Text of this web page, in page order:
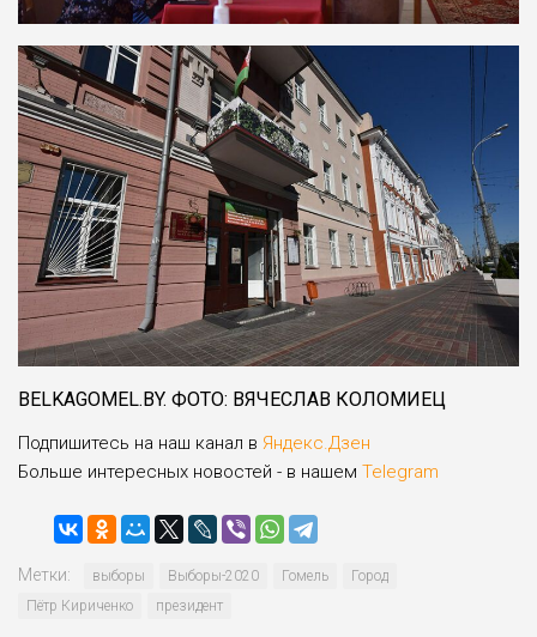
BELKAGOMEL.BY. ФОТО: ВЯЧЕСЛАВ КОЛОМИЕЦ
Подпишитесь на наш канал в Яндекс.Дзен
Больше интересных новостей - в нашем Telegram
Метки: выборы Выборы-2020 Гомель
Город
Пётр Кириченко
президент